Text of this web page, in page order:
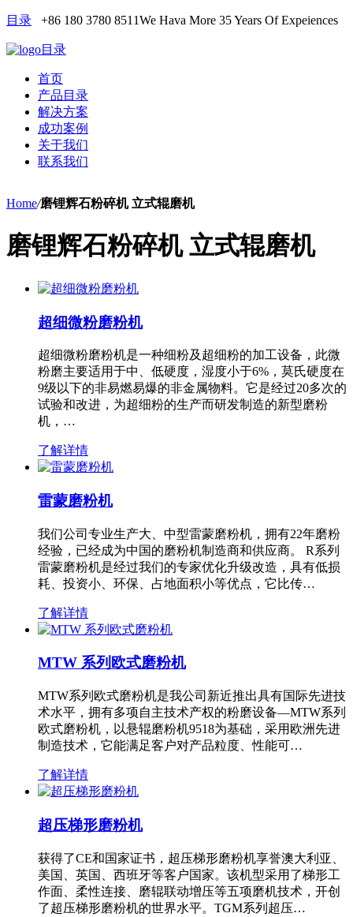
目录 +86 180 3780 8511We Hava More 35 Years Of Expeiences
目录
首页
产品目录
解决方案
成功案例
关于我们
联系我们
Home/磨锂辉石粉碎机 立式辊磨机
磨锂辉石粉碎机 立式辊磨机
超细微粉磨粉机
超细微粉磨粉机是一种细粉及超细粉的加工设备，此微
粉磨主要适用于中、低硬度，湿度小于6%，莫氏硬度在
9级以下的非易燃易爆的非金属物料。它是经过20多次的
试验和改进，为超细粉的生产而研发制造的新型磨粉
机，…
了解详情
雷蒙磨粉机
我们公司专业生产大、中型雷蒙磨粉机，拥有22年磨粉
经验，已经成为中国的磨粉机制造商和供应商。 R系列
雷蒙磨粉机是经过我们的专家优化升级改造，具有低损
耗、投资小、环保、占地面积小等优点，它比传…
了解详情
MTW 系列欧式磨粉机
MTW系列欧式磨粉机是我公司新近推出具有国际先进技
术水平，拥有多项自主技术产权的粉磨设备—MTW系列
欧式磨粉机，以悬辊磨粉机9518为基础，采用欧洲先进
制造技术，它能满足客户对产品粒度、性能可…
了解详情
超压梯形磨粉机
获得了CE和国家证书，超压梯形磨粉机享誉澳大利亚、
美国、英国、西班牙等客户国家。该机型采用了梯形工
作面、柔性连接、磨辊联动增压等五项磨机技术，开创
了超压梯形磨粉机的世界水平。TGM系列超压…